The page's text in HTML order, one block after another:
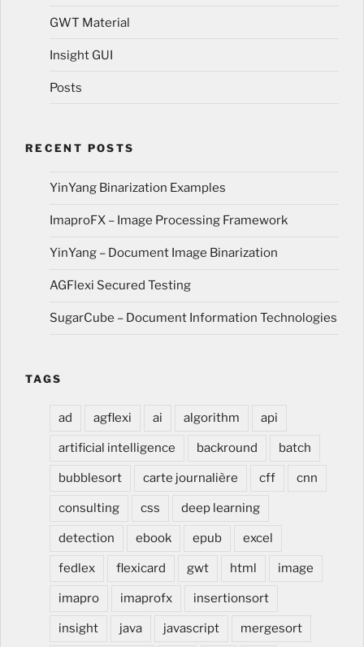
GWT Material
Insight GUI
Posts
RECENT POSTS
YinYang Binarization Examples
ImaproFX – Image Processing Framework
YinYang – Document Image Binarization
AGFlexi Secured Testing
SugarCube – Document Information Technologies
TAGS
ad agflexi ai algorithm api
artificial intelligence backround batch
bubblesort carte journalière cff cnn
consulting css deep learning
detection ebook epub excel
fedlex flexicard gwt html image
imapro imaprofx insertionsort
insight java javascript mergesort